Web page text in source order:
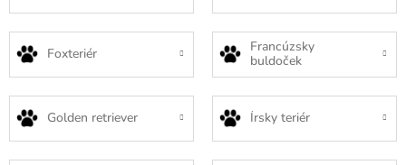
Foxteriér
Francúzsky
buldoček
Golden retriever Írsky teriér